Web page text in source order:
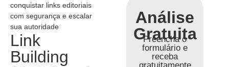
conquistar links editoriais
com segurança e escalar
sua autoridade
Link
Building
Análise
Gratuita
Preencha o
formulário e
receba
gratuitamente